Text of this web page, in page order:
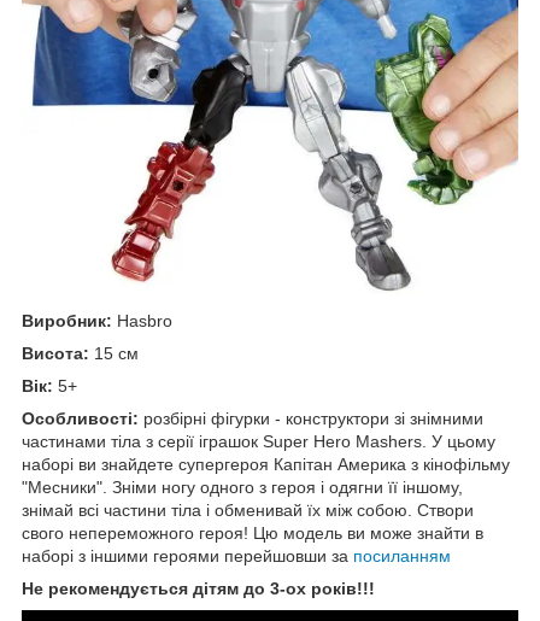
Виробник: Hasbro
Висота: 15 см
Вік: 5+
Особливості: розбірні фігурки - конструктори зі знімними
частинами тіла з серії іграшок Super Hero Mashers. У цьому
наборі ви знайдете супергероя Капітан Америка з кінофільму
"Месники". Зніми ногу одного з героя і одягни її іншому,
знімай всі частини тіла і обменивай їх між собою. Створи
свого непереможного героя! Цю модель ви може знайти в
наборі з іншими героями перейшовши за посиланням
Не рекомендується дітям до 3-ох років!!!